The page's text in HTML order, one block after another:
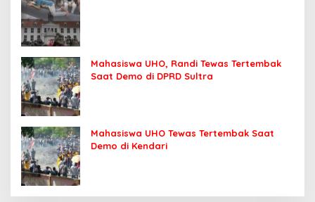
Mahasiswa UHO, Randi Tewas Tertembak
Saat Demo di DPRD Sultra
Mahasiswa UHO Tewas Tertembak Saat
Demo di Kendari